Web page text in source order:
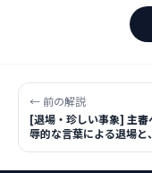
← 前の解説
[退場・珍しい事象] 主審
辱的な言葉による退場と